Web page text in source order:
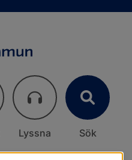
Lyssna Sök